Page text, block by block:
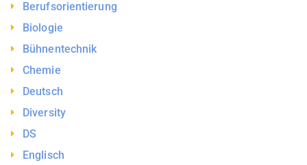
Berufsorientierung
Biologie
Bühnentechnik
Chemie
Deutsch
Diversity
DS
Englisch